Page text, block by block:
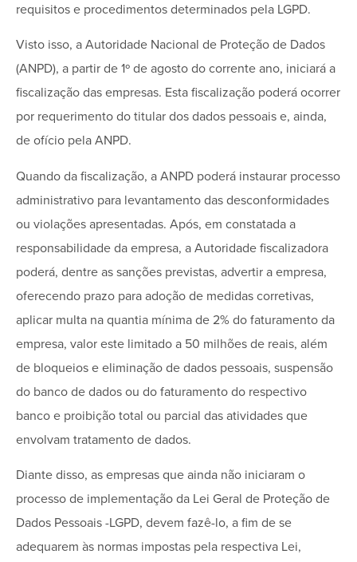
requisitos e procedimentos determinados pela LGPD.
Visto isso, a Autoridade Nacional de Proteção de Dados
(ANPD), a partir de 1º de agosto do corrente ano, iniciará a
fiscalização das empresas. Esta fiscalização poderá ocorrer
por requerimento do titular dos dados pessoais e, ainda,
de ofício pela ANPD.
Quando da fiscalização, a ANPD poderá instaurar processo
administrativo para levantamento das desconformidades
ou violações apresentadas. Após, em constatada a
responsabilidade da empresa, a Autoridade fiscalizadora
poderá, dentre as sanções previstas, advertir a empresa,
oferecendo prazo para adoção de medidas corretivas,
aplicar multa na quantia mínima de 2% do faturamento da
empresa, valor este limitado a 50 milhões de reais, além
de bloqueios e eliminação de dados pessoais, suspensão
do banco de dados ou do faturamento do respectivo
banco e proibição total ou parcial das atividades que
envolvam tratamento de dados.
Diante disso, as empresas que ainda não iniciaram o
processo de implementação da Lei Geral de Proteção de
Dados Pessoais -LGPD, devem fazê-lo, a fim de se
adequarem às normas impostas pela respectiva Lei,